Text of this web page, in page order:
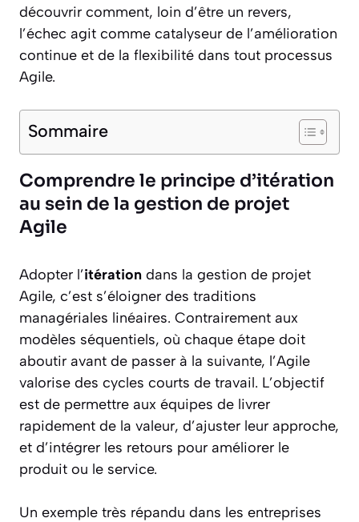
découvrir comment, loin d’être un revers,
l’échec agit comme catalyseur de l’amélioration
continue et de la flexibilité dans tout processus
Agile.
Sommaire
Comprendre le principe d’itération
au sein de la gestion de projet
Agile
Adopter l’itération dans la gestion de projet
Agile, c’est s’éloigner des traditions
managériales linéaires. Contrairement aux
modèles séquentiels, où chaque étape doit
aboutir avant de passer à la suivante, l’Agile
valorise des cycles courts de travail. L’objectif
est de permettre aux équipes de livrer
rapidement de la valeur, d’ajuster leur approche,
et d’intégrer les retours pour améliorer le
produit ou le service.
Un exemple très répandu dans les entreprises